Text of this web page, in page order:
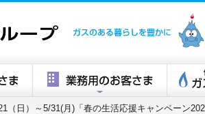
高岡ガスグ
（日）～5/31(月)「春の生活応援キャンペーン